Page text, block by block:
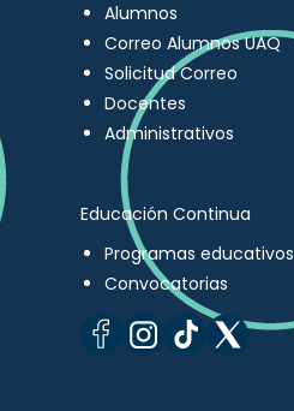
Alumnos
Correo Alumnos UAQ
Solicitud Correo
Docentes
Administrativos
Educación Continua
Programas educativos
Convocatorias